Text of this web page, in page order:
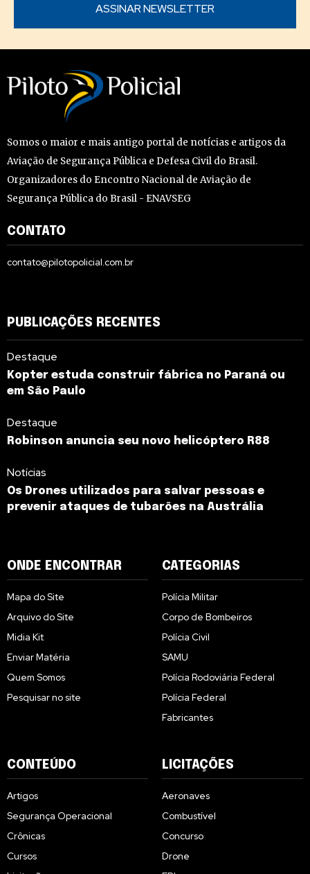
Somos o maior e mais antigo portal de notícias e artigos da
Aviação de Segurança Pública e Defesa Civil do Brasil.
Organizadores do Encontro Nacional de Aviação de
Segurança Pública do Brasil - ENAVSEG
CONTATO
contato@pilotopolicial.com.br
PUBLICAÇÕES RECENTES
Destaque
Kopter estuda construir fábrica no Paraná ou
em São Paulo
Destaque
Robinson anuncia seu novo helicóptero R88
Notícias
Os Drones utilizados para salvar pessoas e
prevenir ataques de tubarões na Austrália
ONDE ENCONTRAR
Mapa do Site
Arquivo do Site
Midia Kit
Enviar Matéria
Quem Somos
Pesquisar no site
CATEGORIAS
Polícia Militar
Corpo de Bombeiros
Polícia Civil
SAMU
Polícia Rodoviária Federal
Polícia Federal
Fabricantes
CONTEÚDO
Artigos
Segurança Operacional
Crônicas
Cursos
LICITAÇÕES
Aeronaves
Combustível
Concurso
Drone